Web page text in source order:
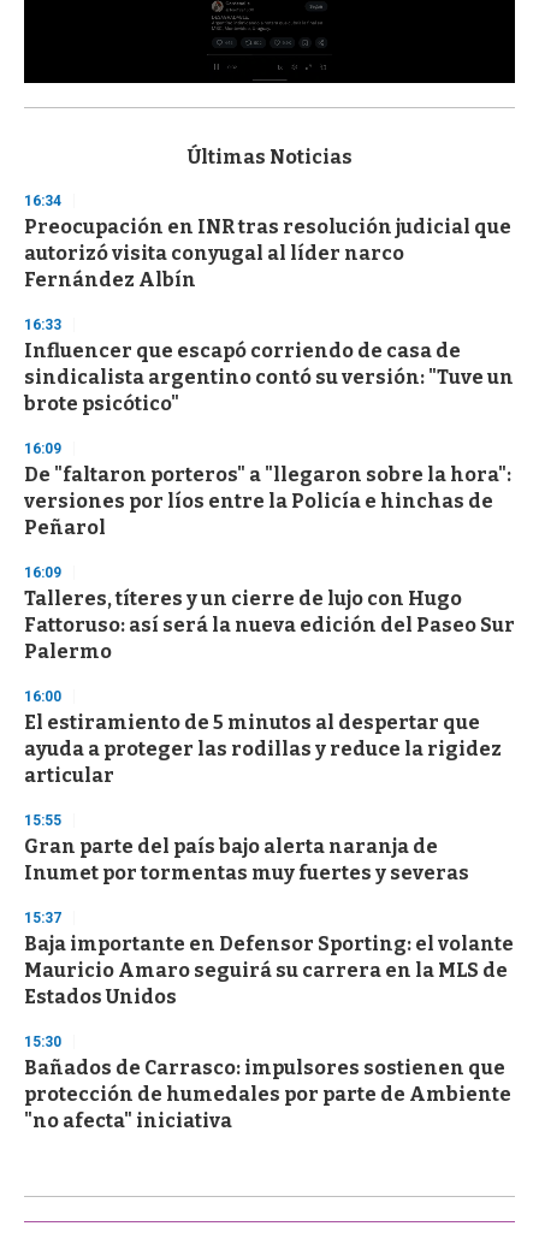
s
d
s
o
f
3
s
e
c
o
n
Últimas Noticias
16:34
Preocupación en INR tras resolución judicial que
autorizó visita conyugal al líder narco
Fernández Albín
16:33
Influencer que escapó corriendo de casa de
sindicalista argentino contó su versión: "Tuve un
brote psicótico"
16:09
De "faltaron porteros" a "llegaron sobre la hora":
versiones por líos entre la Policía e hinchas de
Peñarol
16:09
Talleres, títeres y un cierre de lujo con Hugo
Fattoruso: así será la nueva edición del Paseo Sur
Palermo
16:00
El estiramiento de 5 minutos al despertar que
ayuda a proteger las rodillas y reduce la rigidez
articular
15:55
Gran parte del país bajo alerta naranja de
Inumet por tormentas muy fuertes y severas
15:37
Baja importante en Defensor Sporting: el volante
Mauricio Amaro seguirá su carrera en la MLS de
Estados Unidos
15:30
Bañados de Carrasco: impulsores sostienen que
protección de humedales por parte de Ambiente
"no afecta" iniciativa